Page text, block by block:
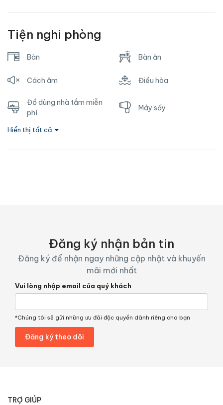
Tiện nghi phòng
Bàn Bàn ăn
Cách âm Điều hòa
Đồ dùng nhà tắm miễn
phí
Máy sấy
Nhà vệ sinh
Hiển thị tất cả
Đăng ký nhận bản tin
Đăng ký để nhận ngay những cập nhật và khuyến
mãi mới nhất
Vui lòng nhập email của quý khách
*Chúng tôi sẽ gửi những ưu đãi độc quyền dành riêng cho bạn
TRỢ GIÚP